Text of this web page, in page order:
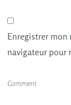
Enregistrer
navigateur pour